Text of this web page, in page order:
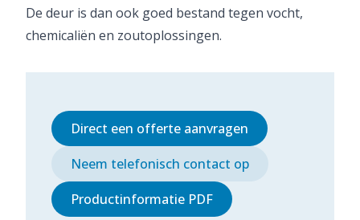
De deur is dan ook goed bestand tegen vocht,
chemicaliën en zoutoplossingen.
Direct een offerte aanvragen
Neem telefonisch contact op
Productinformatie PDF